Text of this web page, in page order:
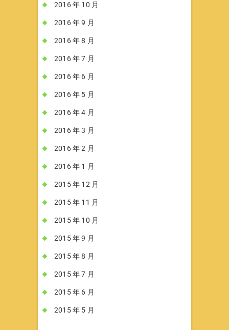
2016 年 10 月
2016 年 9 月
2016 年 8 月
2016 年 7 月
2016 年 6 月
2016 年 5 月
2016 年 4 月
2016 年 3 月
2016 年 2 月
2016 年 1 月
2015 年 12 月
2015 年 11 月
2015 年 10 月
2015 年 9 月
2015 年 8 月
2015 年 7 月
2015 年 6 月
2015 年 5 月